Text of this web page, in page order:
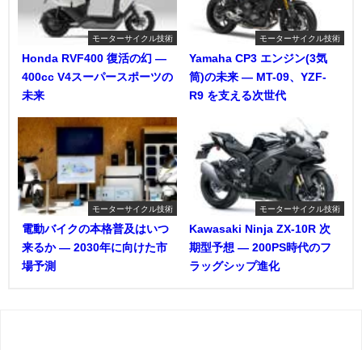
モーターサイクル技術
Honda RVF400 復活の幻 ―
400cc V4スーパースポーツの
未来
モーターサイクル技術
Yamaha CP3 エンジン(3気
筒)の未来 ― MT-09、YZF-
R9 を支える次世代
モーターサイクル技術
電動バイクの本格普及はいつ
来るか ― 2030年に向けた市
場予測
モーターサイクル技術
Kawasaki Ninja ZX-10R 次
期型予想 ― 200PS時代のフ
ラッグシップ進化